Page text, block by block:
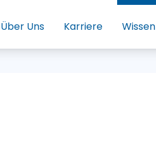
Über Uns Karriere Wissen